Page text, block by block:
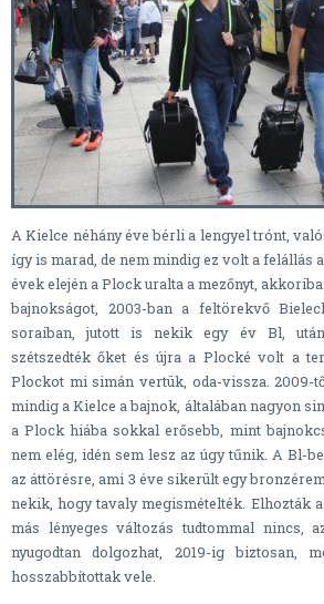
A Kielce néhány éve bérli a lengyel trónt,
így is marad, de nem mindig ez volt a felállás
évek elején a Plock uralta a mezőnyt,
bajnokságot, 2003-ban a feltörekvő
soraiban, jutott is nekik egy év Bl,
szétszedték őket és újra a Plocké volt a
Plockot mi simán vertük, oda-vissza. 2009-
mindig a Kielce a bajnok, általában nagyon
a Plock hiába sokkal erősebb, mint
nem elég, idén sem lesz az úgy tűnik. A Bl-
az áttörésre, ami 3 éve sikerült egy
nekik, hogy tavaly megismételték. Elhozták
más lényeges változás tudtommal nincs,
nyugodtan dolgozhat, 2019-ig biztosan,
hosszabbítottak vele.